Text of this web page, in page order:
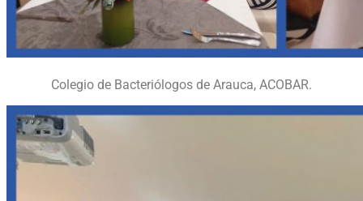
Colegio de Bacteriólogos de Arauca, ACOBAR.